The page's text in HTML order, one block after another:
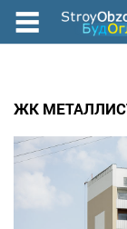
Перейти
до
ЖК